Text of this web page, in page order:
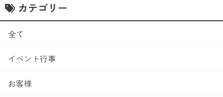
カテゴリー
全て
イベント行事
お客様